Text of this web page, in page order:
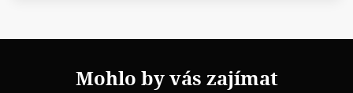
Mohlo by vás zajímat